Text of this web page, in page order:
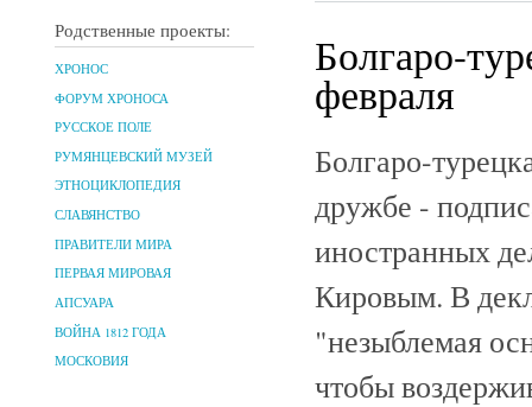
Родственные проекты:
ХРОНОС
ФОРУМ ХРОНОСА
РУССКОЕ ПОЛЕ
РУМЯНЦЕВСКИЙ МУЗЕЙ
ЭТНОЦИКЛОПЕДИЯ
СЛАВЯНСТВО
ПРАВИТЕЛИ МИРА
ПЕРВАЯ МИРОВАЯ
АПСУАРА
ВОЙНА 1812 ГОДА
МОСКОВИЯ
Болгаро-
февраля
Болгаро-
дружбе -
иностранных
Кировым. В
"незыблемая
чтобы